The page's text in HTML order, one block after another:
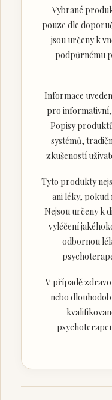
Vybrané
pouze dle
jsou určeny k
podpůrnému
Informace
pro informativní,
Popisy
systémů,
zkušeností
Tyto produkty
ani léky, pokud
Nejsou určeny k
vyléčení
odbornou
V případě
nebo